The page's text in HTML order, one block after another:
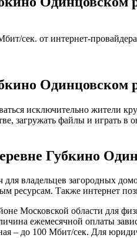
сек. от интернет-
Одинцовском
исключительно жители
загружать файлы и
Губкино
владельцев загородных
Также интернет
Московской области для
ежемесячной оплаты
– до 100 Мбит/сек. Для